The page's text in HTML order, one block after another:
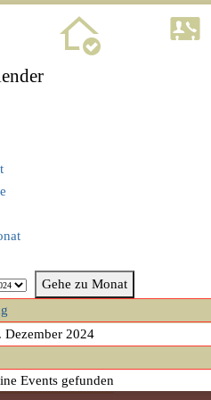
Gehe zu Monat
2024
Events gefunden